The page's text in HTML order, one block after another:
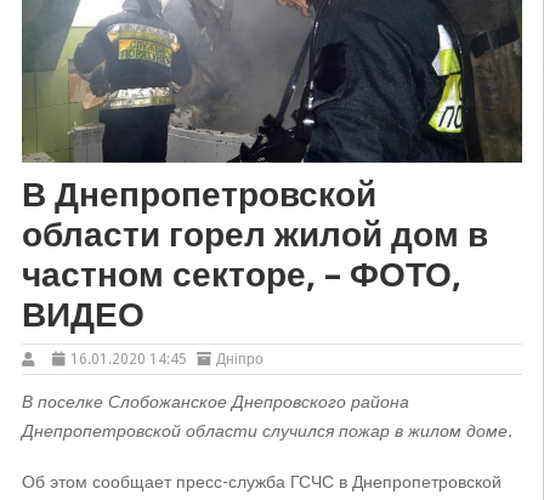
В Днепропетровской
области горел жилой дом в
частном секторе, – ФОТО,
ВИДЕО
16.01.2020 14:45 Дніпро
В поселке Слобожанское Днепровского района
Днепропетровской области случился пожар в жилом доме.
Об этом сообщает пресс-служба ГСЧС в Днепропетровской